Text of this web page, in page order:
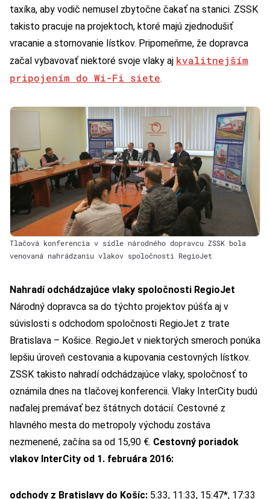
taxíka, aby vodič nemusel zbytočne čakať na stanici. ZSSK
takisto pracuje na projektoch, ktoré majú zjednodušiť
vracanie a stornovanie lístkov. Pripomeňme, že dopravca
začal vybavovať niektoré svoje vlaky aj kvalitnejším
pripojením do Wi-Fi siete.
Tlačová konferencia v sídle národného dopravcu ZSSK bola
venovaná nahrádzaniu vlakov spoločnosti RegioJet
Nahradí odchádzajúce vlaky spoločnosti RegioJet
Národný dopravca sa do týchto projektov púšťa aj v
súvislosti s odchodom spoločnosti RegioJet z trate
Bratislava – Košice. RegioJet v niektorých smeroch ponúka
lepšiu úroveň cestovania a kupovania cestovných lístkov.
ZSSK takisto nahradí odchádzajúce vlaky, spoločnosť to
oznámila dnes na tlačovej konferencii. Vlaky InterCity budú
naďalej premávať bez štátnych dotácií. Cestovné z
hlavného mesta do metropoly východu zostáva
nezmenené, začína sa od 15,90 €. Cestovný poriadok
vlakov InterCity od 1. februára 2016:
odchody z Bratislavy do Košíc: 5:33, 11:33, 15:47*, 17:33